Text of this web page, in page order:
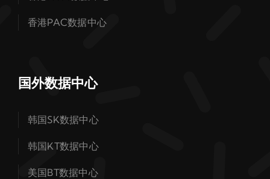
香港PAC数据中心
国外数据中心
韩国SK数据中心
韩国KT数据中心
美国BT数据中心